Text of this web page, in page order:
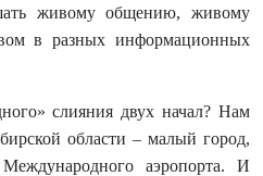
живому общению, живому
в разных информационных
слияния двух начал? Нам
области – малый город,
аэропорта. И